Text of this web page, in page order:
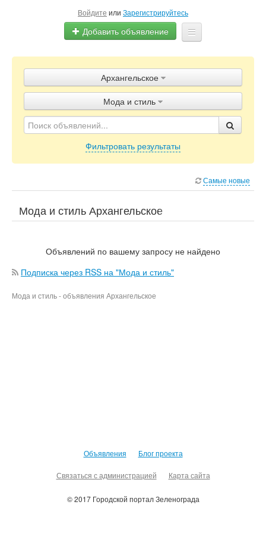
Войдите или Зарегистрируйтесь
Добавить объявление
Объявления
Блог
Архангельское
Мода и стиль
Фильтровать результаты
Самые новые
Мода и стиль Архангельское
Объявлений по вашему запросу не найдено
Подписка через RSS на "Мода и стиль"
Мода и стиль - объявления Архангельское
Объявления Блог проекта
Связаться с администрацией Карта сайта
© 2017 Городской портал Зеленограда